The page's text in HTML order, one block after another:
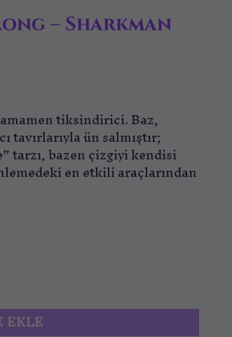
– Sharkman
tiksindirici. Baz,
tavırlarıyla ün salmıştır;
tarzı, bazen çizgiyi kendisi
en etkili araçlarından
adet
EKLE